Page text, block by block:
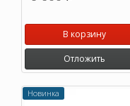
В корзину
Отложить
Новинка